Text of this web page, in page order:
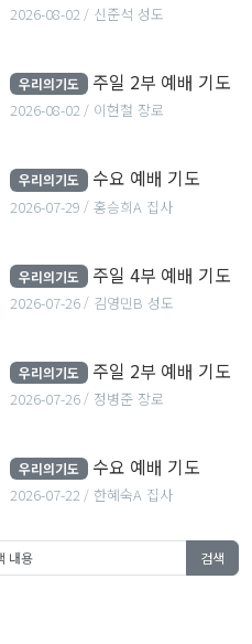
2026-08-02 신준석 성도
2026-08-02 이현철 장로
주일 2부 예배 기도
우리의기도 주일 2부 예배 기도
2026-08-02 이현철 장로
2026-07-29 홍승희A 집사
수요 예배 기도
우리의기도 수요 예배 기도
2026-07-29 홍승희A 집사
2026-07-26 김영민B 성도
주일 4부 예배 기도
우리의기도 주일 4부 예배 기도
2026-07-26 김영민B 성도
2026-07-26 정병준 장로
주일 2부 예배 기도
우리의기도 주일 2부 예배 기도
2026-07-26 정병준 장로
2026-07-22 한혜숙A 집사
수요 예배 기도
우리의기도 수요 예배 기도
2026-07-22 한혜숙A 집사
검색